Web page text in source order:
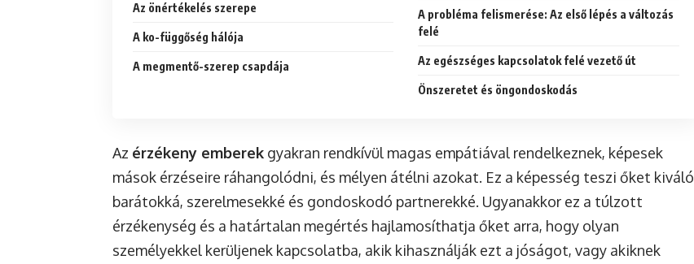
Az önértékelés szerepe
A ko-függőség hálója
A megmentő-szerep csapdája
A probléma felismerése: Az első lépés a változás
felé
Az egészséges kapcsolatok felé vezető út
Önszeretet és öngondoskodás
Az érzékeny emberek gyakran rendkívül magas empátiával rendelkeznek, képesek
mások érzéseire ráhangolódni, és mélyen átélni azokat. Ez a képesség teszi őket kiváló
barátokká, szerelmesekké és gondoskodó partnerekké. Ugyanakkor ez a túlzott
érzékenység és a határtalan megértés hajlamosíthatja őket arra, hogy olyan
személyekkel kerüljenek kapcsolatba, akik kihasználják ezt a jóságot, vagy akiknek